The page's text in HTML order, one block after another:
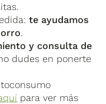
te ayudamos
.
y consulta de
dudes en ponerte
para ver más